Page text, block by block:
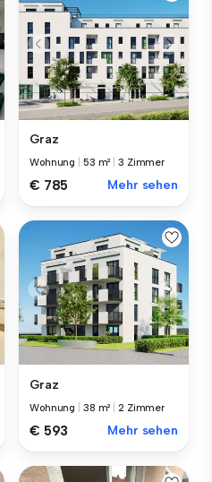
Graz
Wohnung 53 m² |3 Zimmer
€ 785 Mehr sehen
Graz
Wohnung 38 m² |2 Zimmer
€ 593 Mehr sehen